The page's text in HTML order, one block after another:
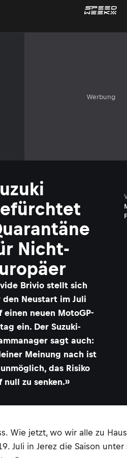
Werbung
Nicht-
Brivio stellt sich
den Neustart im Juli
einen neuen MotoGP-
ein. Der Suzuki-
sagt auch:
Meinung nach ist
das Risiko
null zu senken.»
Wie jetzt, wo wir alle zu
Juli in Jerez die Saison